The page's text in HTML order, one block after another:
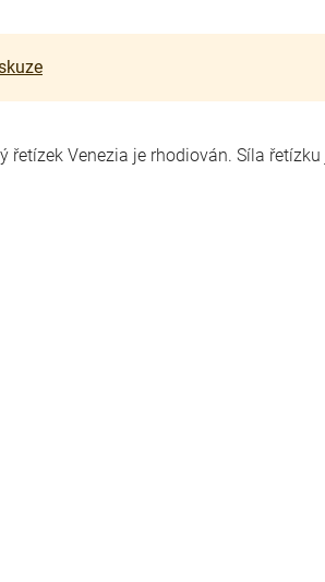
řetízek Venezia je rhodiován. Síla řetízku